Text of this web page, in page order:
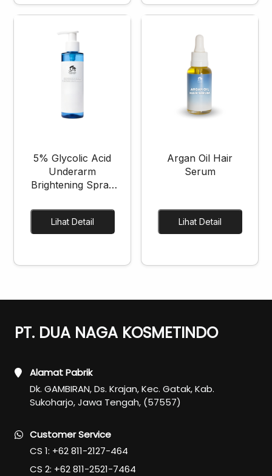
5% Glycolic Acid
Underarm
Brightening Spray
Lihat Detail
Argan Oil Hair
Serum
Lihat Detail
PT. DUA NAGA KOSMETINDO
Alamat Pabrik
Dk. GAMBIRAN, Ds. Krajan, Kec. Gatak, Kab.
Sukoharjo, Jawa Tengah, (57557)
Customer Service
CS 1: +62 811-2127-464
CS 2: +62 811-2521-7464